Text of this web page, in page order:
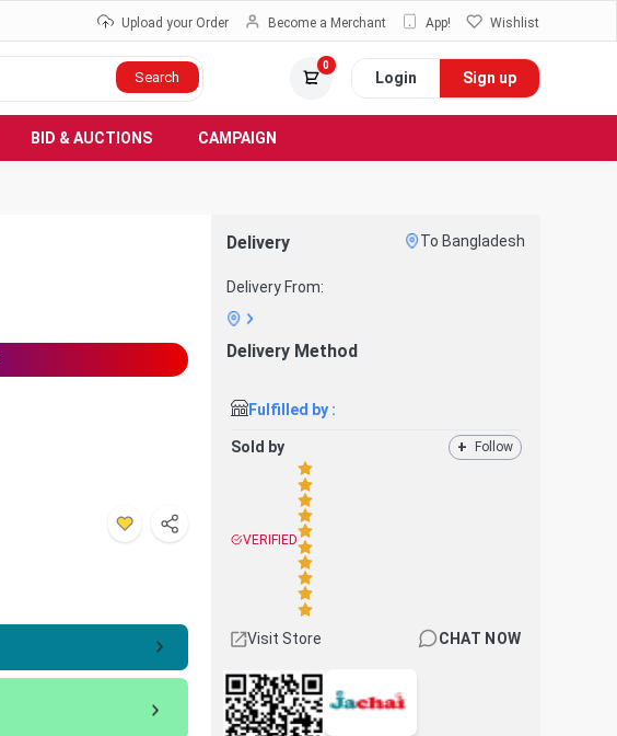
Upload your Order Become a Merchant App! Wishlist
Search
0
Login Sign up
BID & AUCTIONS CAMPAIGN
Delivery To Bangladesh
Delivery From:
Delivery Method
Fulfilled by :
Sold by + Follow
VERIFIED
Visit Store CHAT NOW